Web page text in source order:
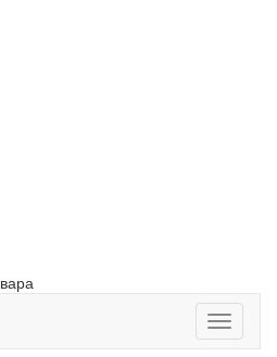
Toggle